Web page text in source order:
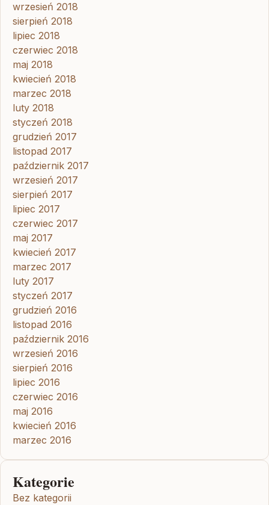
wrzesień 2018
sierpień 2018
lipiec 2018
czerwiec 2018
maj 2018
kwiecień 2018
marzec 2018
luty 2018
styczeń 2018
grudzień 2017
listopad 2017
październik 2017
wrzesień 2017
sierpień 2017
lipiec 2017
czerwiec 2017
maj 2017
kwiecień 2017
marzec 2017
luty 2017
styczeń 2017
grudzień 2016
listopad 2016
październik 2016
wrzesień 2016
sierpień 2016
lipiec 2016
czerwiec 2016
maj 2016
kwiecień 2016
marzec 2016
Kategorie
Bez kategorii